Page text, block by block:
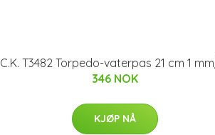
C.K. T3482 Torpedo-vaterpas 21 cm 1
346 NOK
KJØP NÅ